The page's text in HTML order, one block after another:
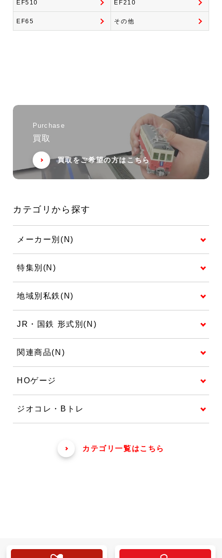
EF510 EF210
EF65 その他
Purchase
買取
買取をご希望の方はこちら
カテゴリから探す
メーカー別(N)
特集別(N)
地域別私鉄(N)
JR・国鉄 形式別(N)
関連商品(N)
HOゲージ
ジオコレ・Bトレ
カテゴリ一覧はこちら